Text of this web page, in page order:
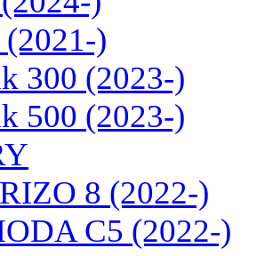
)
300 (2023-)
500 (2023-)
8 (2022-)
C5 (2022-)